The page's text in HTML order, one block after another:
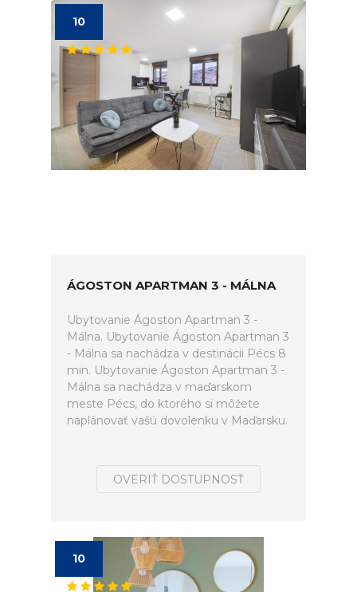
10
ÁGOSTON APARTMAN 3 - MÁLNA
Ubytovanie Ágoston Apartman 3 -
Málna. Ubytovanie Ágoston Apartman 3
- Málna sa nachádza v destinácii Pécs 8
min. Ubytovanie Ágoston Apartman 3 -
Málna sa nachádza v maďarskom
meste Pécs, do ktorého si môžete
naplánovať vašú dovolenku v Maďarsku.
OVERIŤ DOSTUPNOSŤ
10